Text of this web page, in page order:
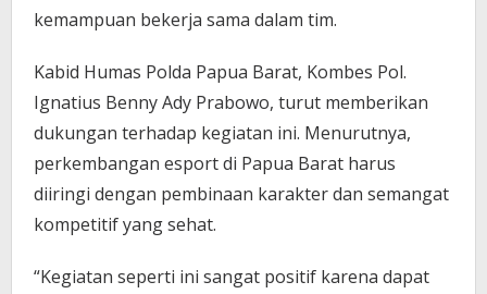
kemampuan bekerja sama dalam tim.
Kabid Humas Polda Papua Barat, Kombes Pol.
Ignatius Benny Ady Prabowo, turut memberikan
dukungan terhadap kegiatan ini. Menurutnya,
perkembangan esport di Papua Barat harus
diiringi dengan pembinaan karakter dan semangat
kompetitif yang sehat.
“Kegiatan seperti ini sangat positif karena dapat